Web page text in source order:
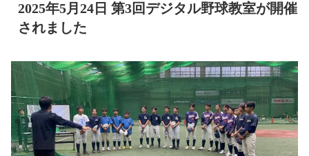
2025年5月24日 第3回デジタル野球教室が開催
されました